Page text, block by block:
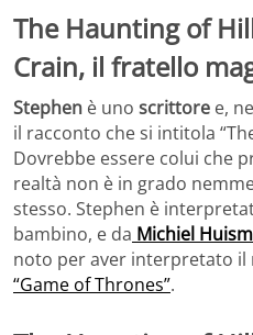
The Haunting of
Crain, il fratello
Stephen è uno scrittore e,
il racconto che si intitola
Dovrebbe essere colui che
realtà non è in grado
stesso. Stephen è
bambino, e da Michiel
noto per aver interpretato il
“Game of Thrones”.